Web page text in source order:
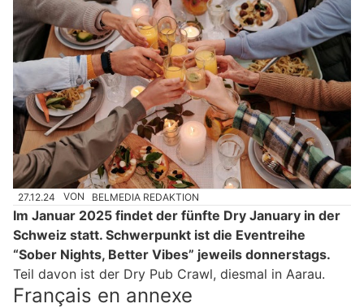
27.12.24 VON BELMEDIA REDAKTION
Im Januar 2025 findet der fünfte Dry January in der
Schweiz statt. Schwerpunkt ist die Eventreihe
“Sober Nights, Better Vibes” jeweils donnerstags.
Teil davon ist der Dry Pub Crawl, diesmal in Aarau.
Français en annexe